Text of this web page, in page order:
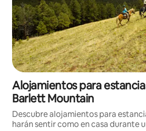
Alojamientos para
Barlett Mountain
Descubre alojamientos para
harán sentir como en casa durante